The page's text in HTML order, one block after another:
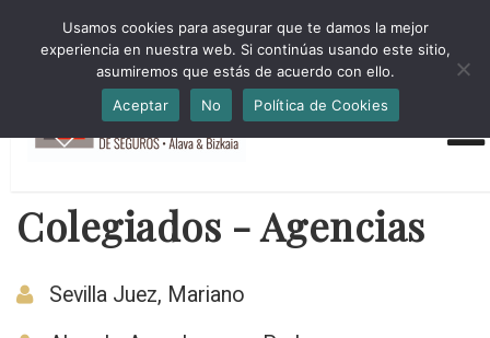
HORARIO INVIERNO Lun-Jue 09:00-16:30 Vier 9:00-14:00
administracion@cmsab.eus 94.442.43.43 Móvil y Whatsapp
688.889.170
Colegiados - Agencias
Sevilla Juez, Mariano
Usamos cookies para asegurar que te damos la mejor
experiencia en nuestra web. Si continúas usando este sitio,
asumiremos que estás de acuerdo con ello.
Aceptar
No Política de Cookies